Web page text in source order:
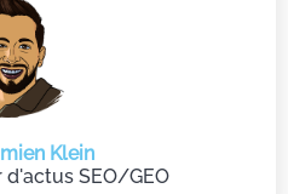
Klein
SEO/GEO